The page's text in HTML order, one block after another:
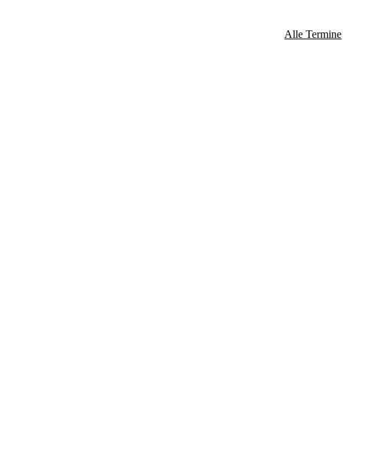
Alle Termine